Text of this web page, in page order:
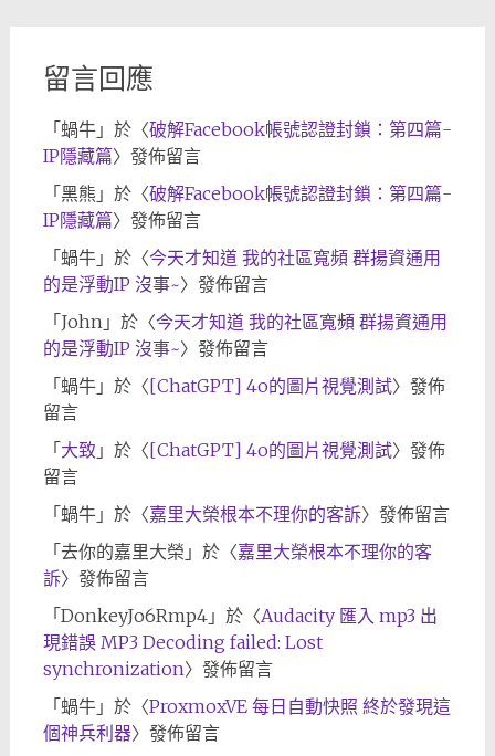
留言回應
「蝸牛」於〈破解Facebook帳號認證封鎖：第四篇-
IP隱藏篇〉發佈留言
「黑熊 」於〈破解Facebook帳號認證封鎖：第四篇-
IP隱藏篇〉發佈留言
「蝸牛」於〈今天才知道 我的社區寬頻 群揚資通用
的是浮動IP 沒事~〉發佈留言
「John 」於〈今天才知道 我的社區寬頻 群揚資通用
的是浮動IP 沒事~〉發佈留言
「蝸牛」於〈[ChatGPT] 4o的圖片視覺測試〉發佈
留言
「大致 」於〈[ChatGPT] 4o的圖片視覺測試〉發佈
留言
「蝸牛」於〈嘉里大榮根本不理你的客訴〉發佈留言
「去你的嘉里大榮 」於〈嘉里大榮根本不理你的客
訴〉發佈留言
「DonkeyJo6Rmp4」於〈Audacity 匯入 mp3 出
現錯誤 MP3 Decoding failed: Lost
synchronization〉發佈留言
「蝸牛」於〈ProxmoxVE 每日自動快照 終於發現這
個神兵利器〉發佈留言